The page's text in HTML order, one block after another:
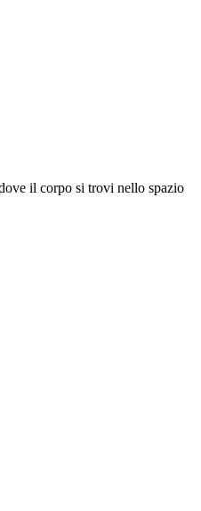
il corpo si trovi nello spazio